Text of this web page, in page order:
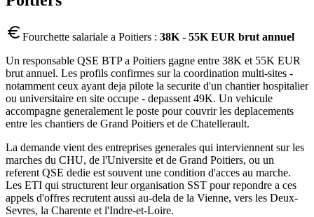
Fourchette salariale a Poitiers : 38K - 55K EUR brut annuel
Un responsable QSE BTP a Poitiers gagne entre 38K et 55K EUR
brut annuel. Les profils confirmes sur la coordination multi-sites -
notamment ceux ayant deja pilote la securite d'un chantier hospitalier
ou universitaire en site occupe - depassent 49K. Un vehicule
accompagne generalement le poste pour couvrir les deplacements
entre les chantiers de Grand Poitiers et de Chatellerault.
La demande vient des entreprises generales qui interviennent sur les
marches du CHU, de l'Universite et de Grand Poitiers, ou un
referent QSE dedie est souvent une condition d'acces au marche.
Les ETI qui structurent leur organisation SST pour repondre a ces
appels d'offres recrutent aussi au-dela de la Vienne, vers les Deux-
Sevres, la Charente et l'Indre-et-Loire.